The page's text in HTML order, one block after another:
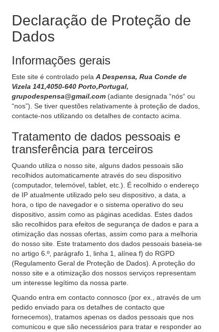
Declaração de Proteção de
Dados
Informações gerais
Este site é controlado pela A Despensa, Rua Conde de
Vizela 141,4050-640 Porto,Portugal,
grupodespensa@gmail.com (adiante designada “nós“ ou
“nos”). Se tiver questões relativamente à proteção de dados,
contacte-nos utilizando os detalhes de contacto acima.
Tratamento de dados pessoais e
transferência para terceiros
Quando utiliza o nosso site, alguns dados pessoais são
recolhidos automaticamente através do seu dispositivo
(computador, telemóvel, tablet, etc.). É recolhido o endereço
de IP atualmente utilizado pelo seu dispositivo, a data, a
hora, o tipo de navegador e o sistema operativo do seu
dispositivo, assim como as páginas acedidas. Estes dados
são recolhidos para efeitos de segurança de dados e para a
otimização das nossas ofertas, assim como para a melhoria
do nosso site. Este tratamento dos dados pessoais baseia-se
no artigo 6.º, parágrafo 1, linha 1, alínea f) do RGPD
(Regulamento Geral de Proteção de Dados). A proteção do
nosso site e a otimização dos nossos serviços representam
um interesse legítimo da nossa parte.
Quando entra em contacto connosco (por ex., através de um
pedido enviado para os detalhes de contacto que
fornecemos), tratamos apenas os dados pessoais que nos
comunicou e que são necessários para tratar e responder ao